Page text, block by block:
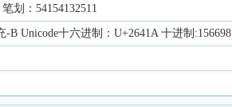
划：54154132511
-B Unicode十六进制：U+2641A 十进制:156698